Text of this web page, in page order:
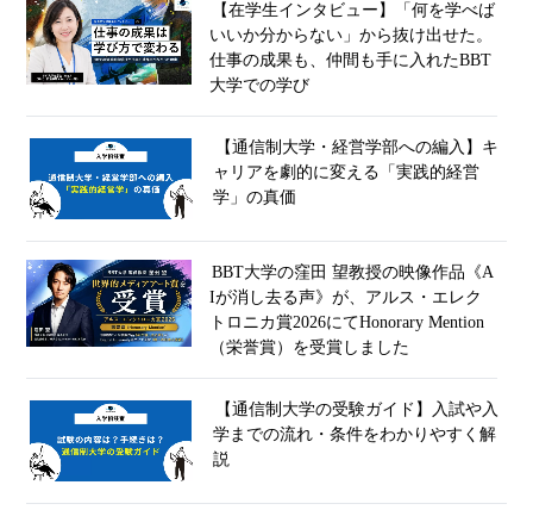
【在学生インタビュー】「何を学べば
いいか分からない」から抜け出せた。
仕事の成果も、仲間も手に入れたBBT
大学での学び
【通信制大学・経営学部への編入】キ
ャリアを劇的に変える「実践的経営
学」の真価
BBT大学の窪田 望教授の映像作品《A
Iが消し去る声》が、アルス・エレク
トロニカ賞2026にてHonorary Mention
（栄誉賞）を受賞しました
【通信制大学の受験ガイド】入試や入
学までの流れ・条件をわかりやすく解
説